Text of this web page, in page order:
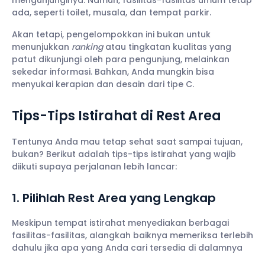
ada, seperti toilet, musala, dan tempat parkir.
Akan tetapi, pengelompokkan ini bukan untuk
menunjukkan rankingatau tingkatan kualitas yang
patut dikunjungi oleh para pengunjung, melainkan
sekedar informasi. Bahkan, Anda mungkin bisa
menyukai kerapian dan desain dari tipe C.
Tips-Tips Istirahat di Rest Area
Tentunya Anda mau tetap sehat saat sampai tujuan,
bukan? Berikut adalah tips-tips istirahat yang wajib
diikuti supaya perjalanan lebih lancar:
1. Pilihlah Rest Area yang Lengkap
Meskipun tempat istirahat menyediakan berbagai
fasilitas-fasilitas, alangkah baiknya memeriksa terlebih
dahulu jika apa yang Anda cari tersedia di dalamnya